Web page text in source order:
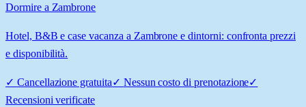
Dormire a Zambrone
Hotel, B&B e case vacanza a Zambrone e dintorni: confronta prezzi
e disponibilità.
✓ Cancellazione gratuita✓ Nessun costo di prenotazione✓
Recensioni verificate